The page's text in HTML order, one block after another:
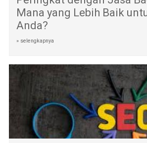
Mana yang Lebih Baik
Anda?
» selengkapnya